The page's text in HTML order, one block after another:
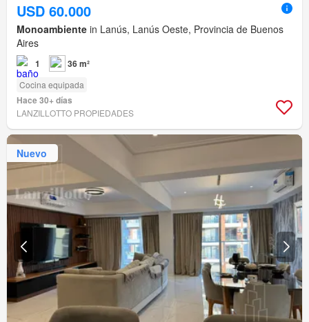
USD 60.000
Monoambiente in Lanús, Lanús Oeste, Provincia de Buenos
Aires
1 36 m²
Cocina equipada
Hace 30+ días
LANZILLOTTO PROPIEDADES
Nuevo